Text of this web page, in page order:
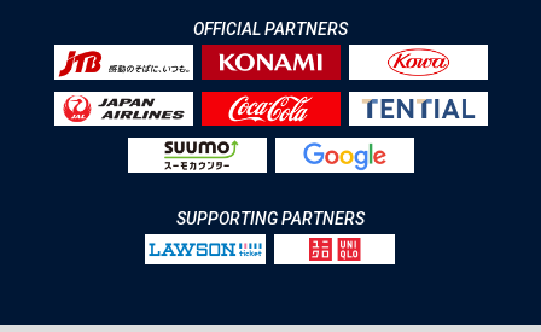
OFFICIAL PARTNERS
SUPPORTING PARTNERS